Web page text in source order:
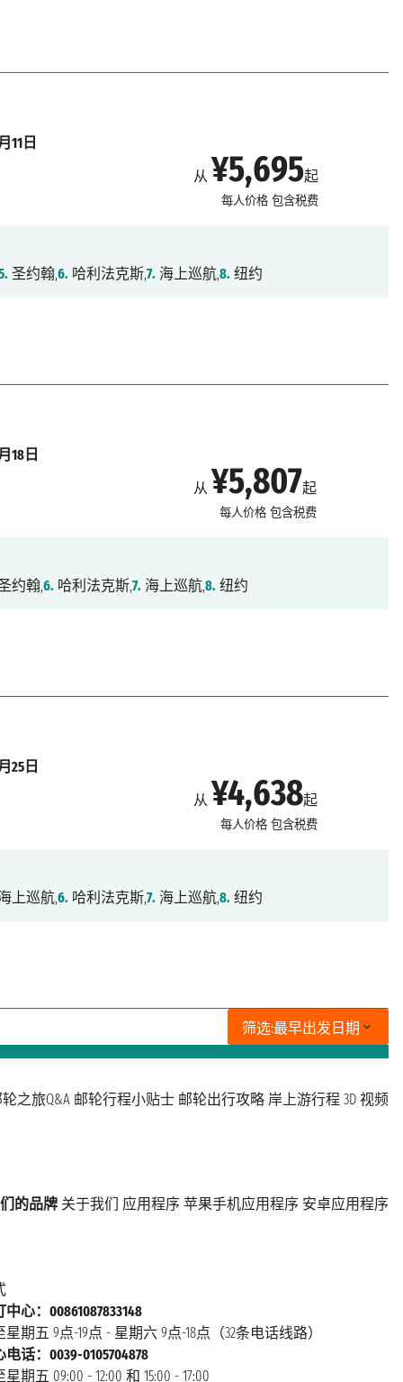
从 ¥5,695起
每人价格 包含税费
11日
圣约翰,6. 哈利法克斯,7. 海上巡航,8. 纽约
从 ¥5,807起
每人价格 包含税费
18日
约翰,6. 哈利法克斯,7. 海上巡航,8. 纽约
从 ¥4,638起
每人价格 包含税费
25日
上巡航,6. 哈利法克斯,7. 海上巡航,8. 纽约
筛选:最早出发日期
之旅Q&A 邮轮行程小贴士 邮轮出行攻略 岸上游行程 3D 视频
的品牌 关于我们 应用程序 苹果手机应用程序 安卓应用程序
心：00861087833148
期五 9点-19点 - 星期六 9点-18点（32条电话线路）
话：0039-0105704878
期五 09:00 - 12:00 和 15:00 - 17:00